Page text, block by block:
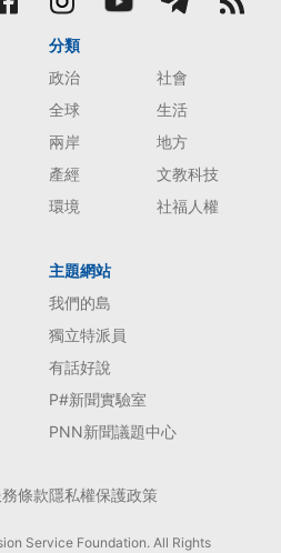
分類
政治
社會
全球
生活
兩岸
地方
產經
文教科技
環境
社福人權
主題網站
我們的島
獨立特派員
有話好說
P#新聞實驗室
PNN新聞議題中心
條款隱私權保護政策
Service Foundation. All Rights